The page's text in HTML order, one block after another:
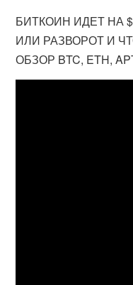
БИТКОИН ИДЕТ НА
ИЛИ РАЗВОРОТ И
ОБЗОР BTC, ETH,